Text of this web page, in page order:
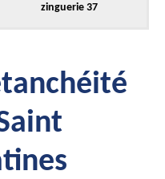
zinguerie 37